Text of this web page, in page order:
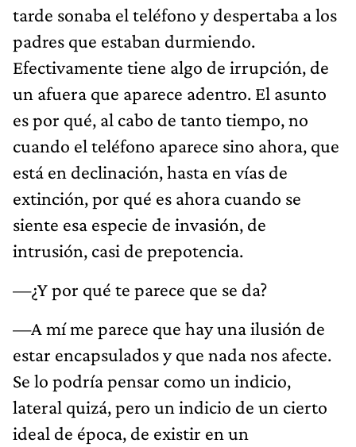
tarde sonaba el teléfono y despertaba a los
padres que estaban durmiendo.
Efectivamente tiene algo de irrupción, de
un afuera que aparece adentro. El asunto
es por qué, al cabo de tanto tiempo, no
cuando el teléfono aparece sino ahora, que
está en declinación, hasta en vías de
extinción, por qué es ahora cuando se
siente esa especie de invasión, de
intrusión, casi de prepotencia.
—¿Y por qué te parece que se da?
—A mí me parece que hay una ilusión de
estar encapsulados y que nada nos afecte.
Se lo podría pensar como un indicio,
lateral quizá, pero un indicio de un cierto
ideal de época, de existir en un